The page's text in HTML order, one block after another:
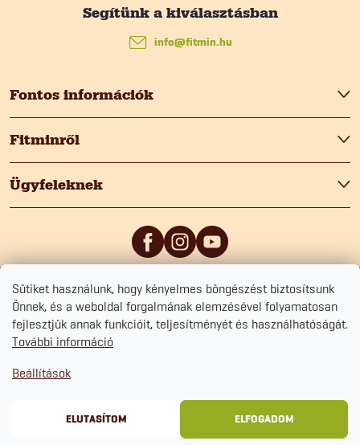
Sütiket használunk, hogy kényelmes böngészést biztosítsunk
Önnek, és a weboldal forgalmának elemzésével folyamatosan
fejlesztjük annak funkcióit, teljesítményét és használhatóságát.
További információ
Beállítások
ELUTASÍTOM ELFOGADOM
b
é
c
Fontos információk
Fitminről
Ügyfeleknek
info@fitmin.hu
Szerződési FeltételekSütikezelési tájékoztató
Copyright 2026